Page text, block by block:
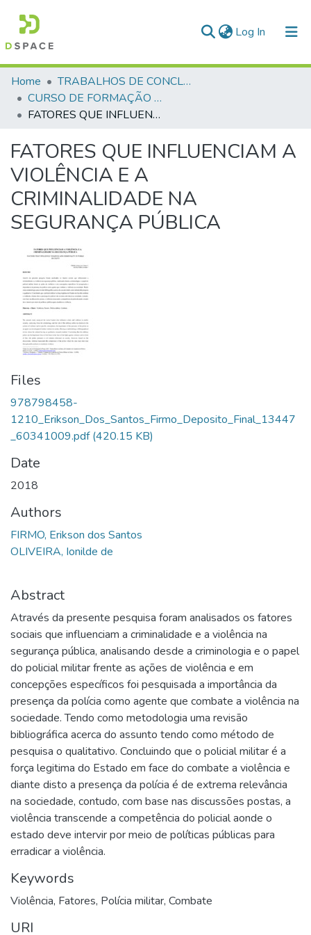
Log In (current)
Communities & Collections
All of DSpace
Home
TRABALHOS DE CONCLUSÃO DE CURSO - CFP (CURSO DE FORMAÇÃO DE PRAÇAS)
CURSO DE FORMAÇÃO DE PRAÇAS - CFP - 2018
FATORES QUE INFLUENCIAM A VIOLÊNCIA E A CRIMINALIDADE NA SEGURANÇA PÚBLICA
FATORES QUE INFLUENCIAM A
VIOLÊNCIA E A
CRIMINALIDADE NA
SEGURANÇA PÚBLICA
Files
978798458-
1210_Erikson_Dos_Santos_Firmo_Deposito_Final_13447
_60341009.pdf(420.15 KB)
Date
2018
Authors
FIRMO, Erikson dos Santos
OLIVEIRA, Ionilde de
Abstract
Através da presente pesquisa foram analisados os fatores
sociais que influenciam a criminalidade e a violência na
segurança pública, analisando desde a criminologia e o papel
do policial militar frente as ações de violência e em
concepções específicos foi pesquisada a importância da
presença da polícia como agente que combate a violência na
sociedade. Tendo como metodologia uma revisão
bibliográfica acerca do assunto tendo como método de
pesquisa o qualitativo. Concluindo que o policial militar é a
força legitima do Estado em face do combate a violência e
diante disto a presença da polícia é de extrema relevância
na sociedade, contudo, com base nas discussões postas, a
violência transcende a competência do policial aonde o
estado deve intervir por meio de políticas públicas para
erradicar a violência.
Keywords
Violência, Fatores, Polícia militar, Combate
URI